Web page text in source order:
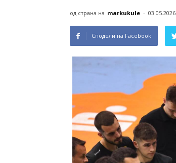
од страна на markukule - 03.05.2026
Сподели на Facebook